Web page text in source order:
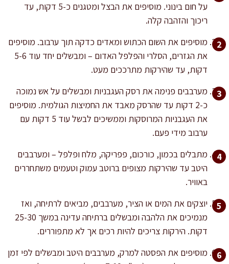
על חום בינוני. מוסיפים את הבצל ומטגנים כ-5 דקות, עד
ריכוך והזהבה קלה.
מוסיפים את השום הכתוש ומאדים כדקה תוך ערבוב. מוסיפים
את הגזרים, הסלרי והפלפל האדום – ומבשלים יחד עוד 5-6
דקות, עד שהירקות מתרככים מעט.
מערבבים פנימה את רסק העגבניות ומבשלים על אש נמוכה
כ-2 דקות עד שהרסק מאבד את החמיצות הגולמית. מוסיפים
את העגבניות המרוסקות וממשיכים לבשל עוד 5 דקות עם
ערבוב מידי פעם.
מתבלים בכמון, כורכום, פפריקה, מלח ופלפל – ומערבבים
היטב עד שהירקות מצופים ברוטב עמוק וטעמים משתחררים
באוויר.
יוצקים את המים או הציר, מערבבים, מביאים לרתיחה, ואז
מנמיכים את הלהבה ומבשלים ברתיחה עדינה במשך 25-30
דקות. הירקות צריכים להיות רכים אך לא מתפוררים.
מוסיפים את הפסטה למרק, מערבבים היטב ומבשלים לפי זמן